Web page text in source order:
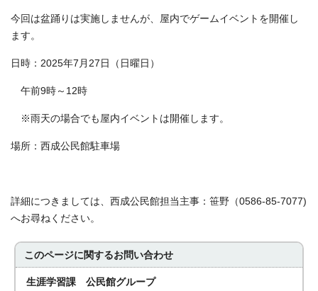
今回は盆踊りは実施しませんが、屋内でゲームイベントを開催し
ます。
日時：2025年7月27日（日曜日）
午前9時～12時
※雨天の場合でも屋内イベントは開催します。
場所：西成公民館駐車場
詳細につきましては、西成公民館担当主事：笹野（0586-85-7077)
へお尋ねください。
このページに関するお問い合わせ
生涯学習課 公民館グループ